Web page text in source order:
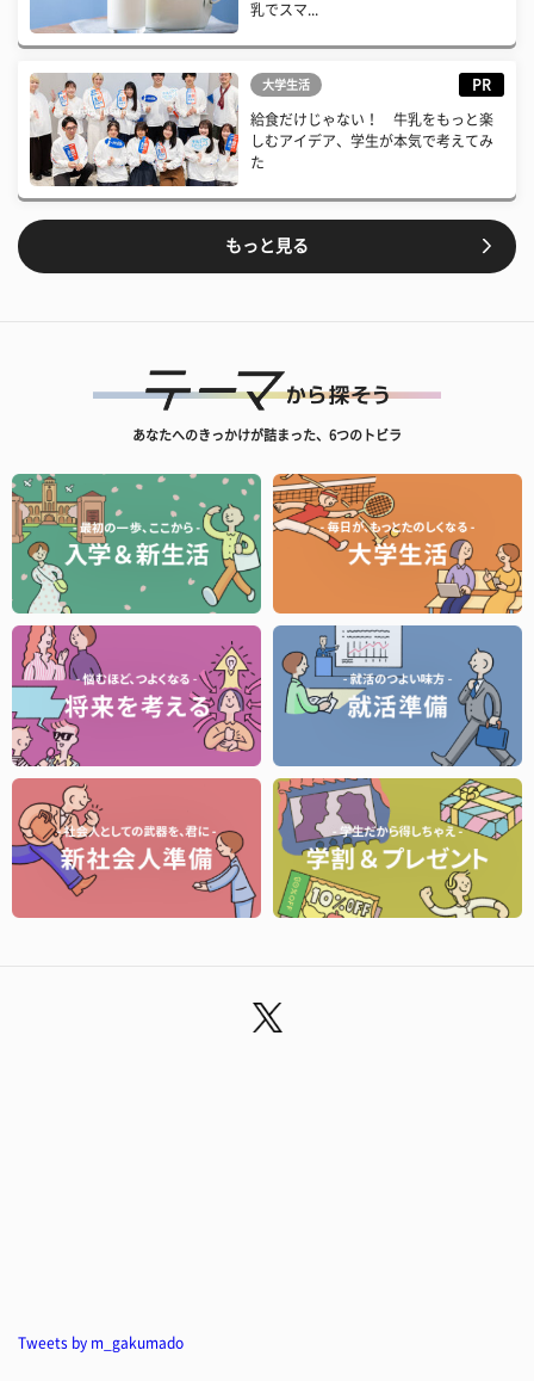
乳でスマ...
大学生活 PR
給食だけじゃない！ 牛乳をもっと楽
しむアイデア、学生が本気で考えてみ
た
もっと見る
あなたへのきっかけが詰まった、6つのトビラ
Tweets by m_gakumado